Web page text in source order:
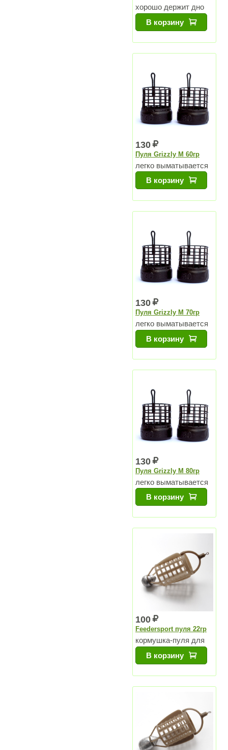
хорошо держит дно
В корзину
130
Пуля Grizzly M 60гр
легко выматывается
В корзину
130
Пуля Grizzly M 70гр
легко выматывается
В корзину
130
Пуля Grizzly M 80гр
легко выматывается
В корзину
100
Feedersport пуля 22гр
кормушка-пуля для
озер и для
водохранилищ
В корзину